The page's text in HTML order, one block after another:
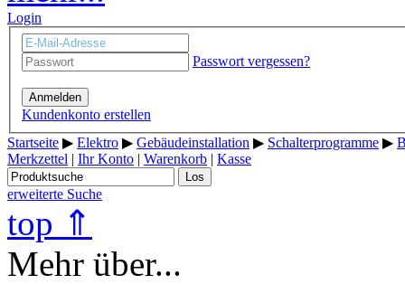
Login
Passwort vergessen?
Anmelden
Kundenkonto erstellen
Startseite ▶ Elektro ▶ Gebäudeinstallation ▶ Schalterprogramme ▶
Merkzettel | Ihr Konto | Warenkorb | Kasse
Los
erweiterte Suche
top ⇑
Mehr über...